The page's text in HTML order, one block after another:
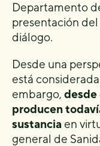
Departamento
presentación
diálogo.
Desde una
está
embargo, desde
producen
sustancia en
general de